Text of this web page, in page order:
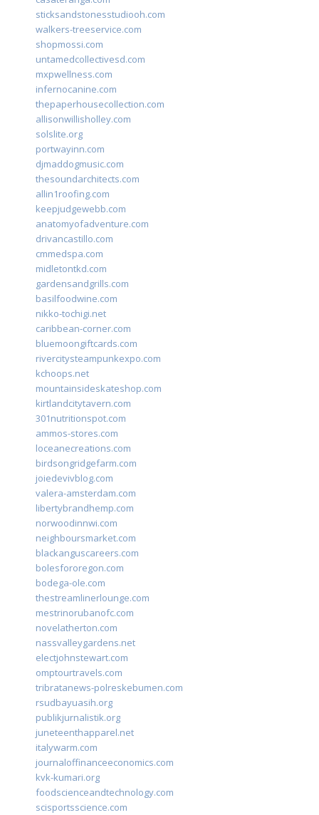
sticksandstonesstudiooh.com
walkers-treeservice.com
shopmossi.com
untamedcollectivesd.com
mxpwellness.com
infernocanine.com
thepaperhousecollection.com
allisonwillisholley.com
solslite.org
portwayinn.com
djmaddogmusic.com
thesoundarchitects.com
allin1roofing.com
keepjudgewebb.com
anatomyofadventure.com
drivancastillo.com
cmmedspa.com
midletontkd.com
gardensandgrills.com
basilfoodwine.com
nikko-tochigi.net
caribbean-corner.com
bluemoongiftcards.com
rivercitysteampunkexpo.com
kchoops.net
mountainsideskateshop.com
kirtlandcitytavern.com
301nutritionspot.com
ammos-stores.com
loceanecreations.com
birdsongridgefarm.com
joiedevivblog.com
valera-amsterdam.com
libertybrandhemp.com
norwoodinnwi.com
neighboursmarket.com
blackanguscareers.com
bolesfororegon.com
bodega-ole.com
thestreamlinerlounge.com
mestrinorubanofc.com
novelatherton.com
nassvalleygardens.net
electjohnstewart.com
omptourtravels.com
tribratanews-polreskebumen.com
rsudbayuasih.org
publikjurnalistik.org
juneteenthapparel.net
italywarm.com
journaloffinanceeconomics.com
kvk-kumari.org
foodscienceandtechnology.com
scisportsscience.com